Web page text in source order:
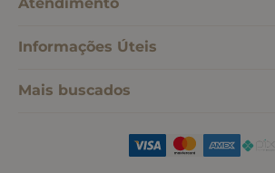
Informações Úteis
Mais buscados